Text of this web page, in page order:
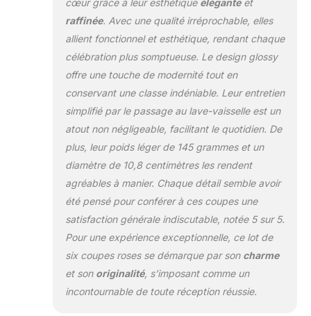
cœur grâce à leur esthétique éléganteet
raffinée. Avec une qualité irréprochable, elles
allient fonctionnel et esthétique, rendant chaque
célébration plus somptueuse. Le design glossy
offre une touche de modernité tout en
conservant une classe indéniable. Leur entretien
simplifié par le passage au lave-vaisselle est un
atout non négligeable, facilitant le quotidien. De
plus, leur poids léger de 145 grammes et un
diamètre de 10,8 centimètres les rendent
agréables à manier. Chaque détail semble avoir
été pensé pour conférer à ces coupes une
satisfaction générale indiscutable, notée 5 sur 5.
Pour une expérience exceptionnelle, ce lot de
six coupes roses se démarque par son charme
et son originalité, s’imposant comme un
incontournable de toute réception réussie.